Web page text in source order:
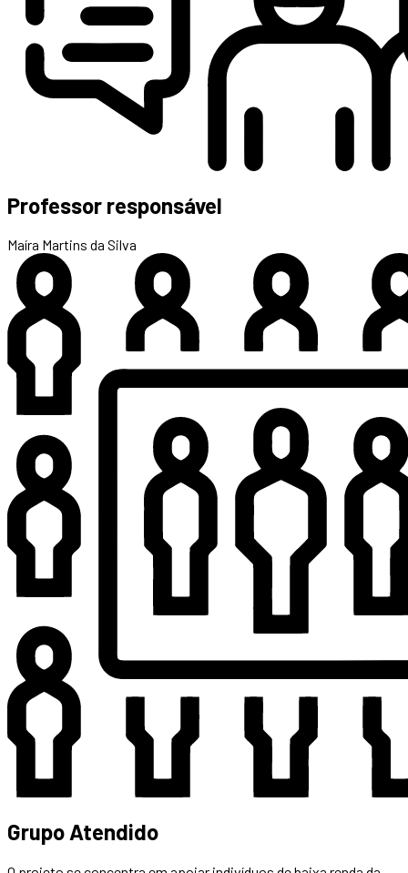
Professor responsável
Maíra Martins da Silva
Grupo Atendido